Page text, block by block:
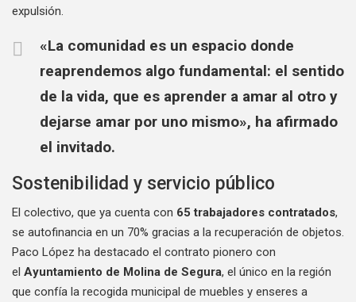
expulsión.
«La comunidad es un espacio donde
reaprendemos algo fundamental: el sentido
de la vida, que es aprender a amar al otro y
dejarse amar por uno mismo», ha afirmado
el invitado.
Sostenibilidad y servicio público
El colectivo, que ya cuenta con 65 trabajadores contratados,
se autofinancia en un 70% gracias a la recuperación de objetos.
Paco López ha destacado el contrato pionero con
el Ayuntamiento de Molina de Segura, el único en la región
que confía la recogida municipal de muebles y enseres a